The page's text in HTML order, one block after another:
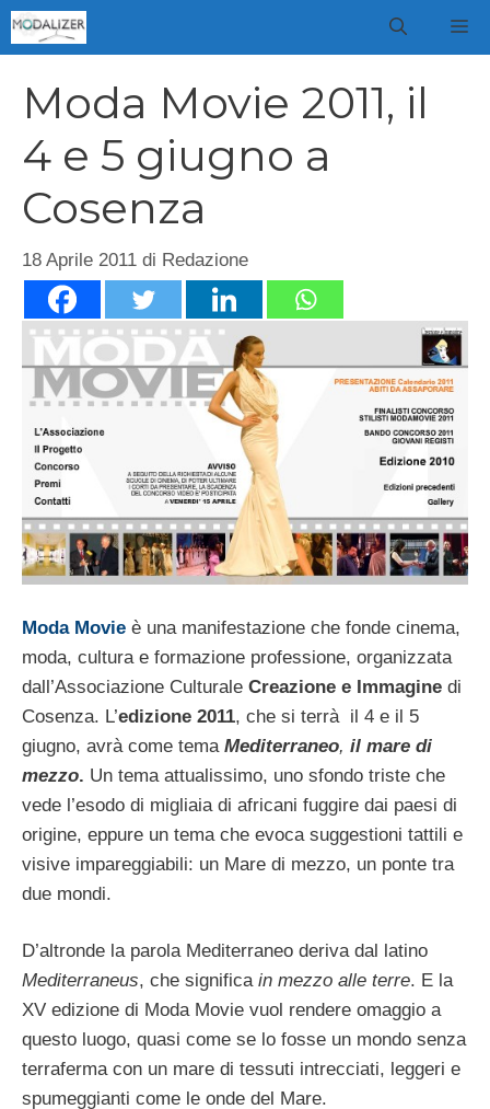
Vai
al
Moda Movie 2011, il
4 e 5 giugno a
Cosenza
18 Aprile 2011 di Redazione
Moda Movie è una manifestazione che fonde cinema,
moda, cultura e formazione professione, organizzata
dall’Associazione Culturale Creazione e Immagine di
Cosenza. L’edizione 2011, che si terrà il 4 e il 5
giugno, avrà come tema Mediterraneo, il mare di
mezzo. Un tema attualissimo, uno sfondo triste che
vede l’esodo di migliaia di africani fuggire dai paesi di
origine, eppure un tema che evoca suggestioni tattili e
visive impareggiabili: un Mare di mezzo, un ponte tra
due mondi.
D’altronde la parola Mediterraneo deriva dal latino
Mediterraneus, che significa in mezzo alle terre. E la
XV edizione di Moda Movie vuol rendere omaggio a
questo luogo, quasi come se lo fosse un mondo senza
terraferma con un mare di tessuti intrecciati, leggeri e
spumeggianti come le onde del Mare.